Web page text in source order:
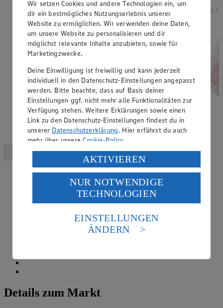
Rabatt)
versch. Kocheigenschaften, aus Norddeutschland, 2
kg, (1 kg = 1,25)
aus
Details zum Markt
Wir setzen Cookies und andere Technologien ein, um
dir ein bestmögliches Nutzungserlebnis unserer
Website zu ermöglichen. Wir verwenden deine Daten,
um unsere Website zu personalisieren und dir
möglichst relevante Inhalte anzubieten, sowie für
Marketingzwecke.
Deine Einwilligung ist freiwillig und kann jederzeit
individuell in den Datenschutz-Einstellungen angepasst
werden. Bitte beachte, dass auf Basis deiner
Einstellungen ggf. nicht mehr alle Funktionalitäten zur
Verfügung stehen. Weitere Erklärungen sowie einen
Link zu den Datenschutz-Einstellungen findest du in
unserer Datenschutzerklärung. Hier erfährst du auch
mehr über unsereCookie-Policy.
Verarbeitung deiner personenbezogenen Daten in den
USA durch Facebook und YouTube:
Wenn du auf „Aktivieren“ klickst, willigst du im Sinne
des Art. 49 Abs. 1 Satz 1 lit. a) DSGVO ein, dass deine
Daten in den USA verarbeitet werden. Der EuGH sieht
die USA als Land mit einem nach europäischen
Standards nicht angemessenen Datenschutzniveau an.
Es besteht das Risiko eines Zugriffs durch US-
Informationen zum Herausgeber der Seite findest du
AKTIVIEREN
NUR NOTWENDIGE
TECHNOLOGIEN
EINSTELLUNGEN
ÄNDERN